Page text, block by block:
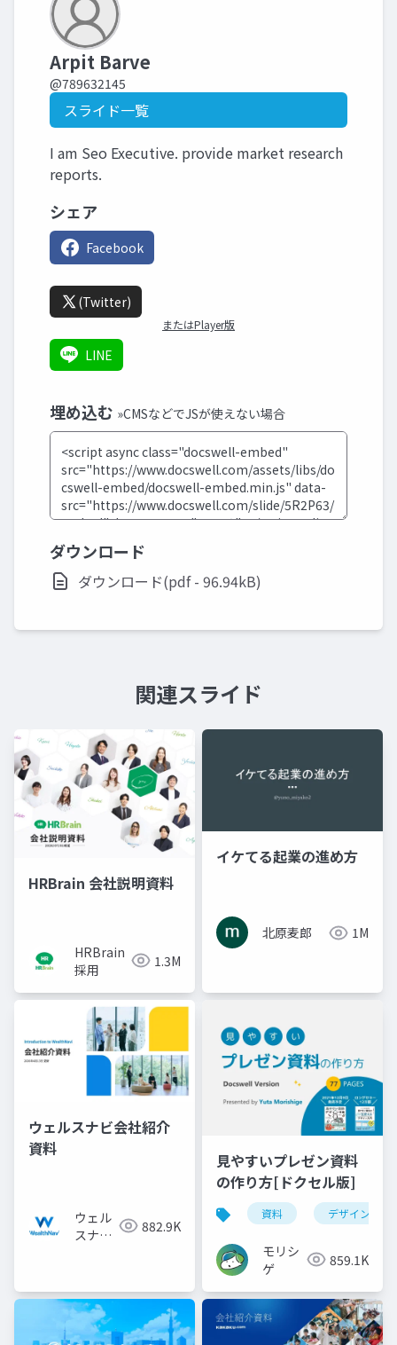
Arpit Barve
@789632145
スライド一覧
I am Seo Executive. provide market research
reports.
シェア
Facebook
(Twitter)
またはPlayer版
LINE
埋め込む »CMSなどでJSが使えない場合
ダウンロード
ダウンロード(pdf - 96.94kB)
関連スライド
HRBrain 会社説明資料
HRBrain
採用
1.3M
イケてる起業の進め方
北原麦郎 1M
ウェルスナビ会社紹介
資料
ウェル
スナビ
882.9K
見やすいプレゼン資料
の作り方[ドクセル版]
資料 デザイン
モリシ
ゲ
859.1K